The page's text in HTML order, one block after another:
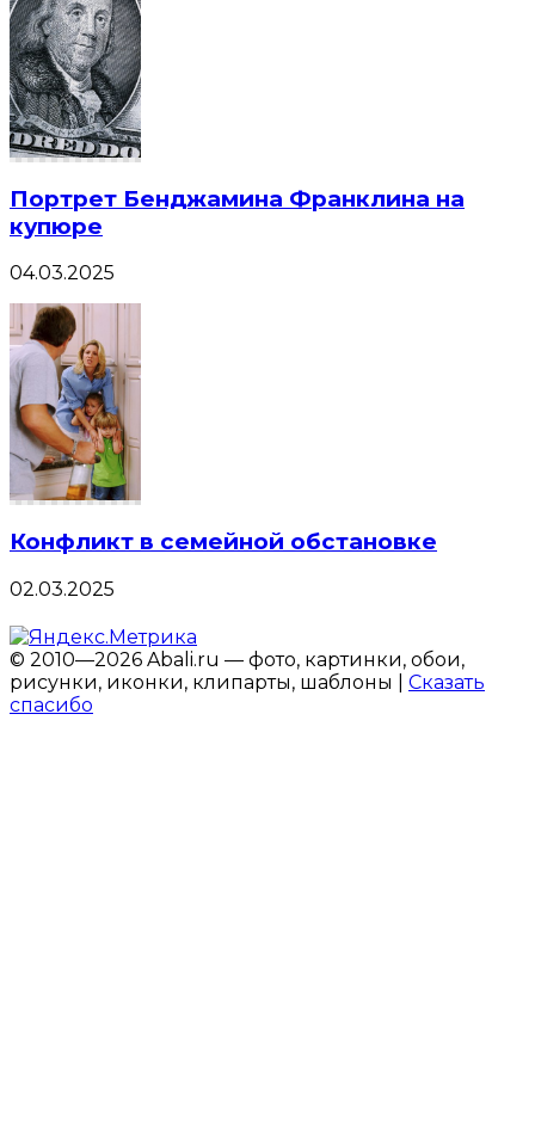
Портрет Бенджамина Франклина на
купюре
04.03.2025
Конфликт в семейной обстановке
02.03.2025
© 2010—2026 Abali.ru — фото, картинки, обои,
рисунки, иконки, клипарты, шаблоны | Сказать
спасибо